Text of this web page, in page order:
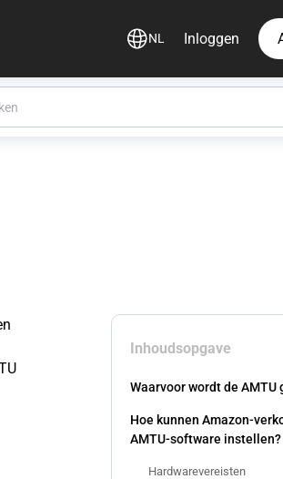
NL Inloggen
Inhoudsopgave
Waarvoor wordt de AMTU
Hoe kunnen Amazon-
AMTU-software instellen?
Hardwarevereisten